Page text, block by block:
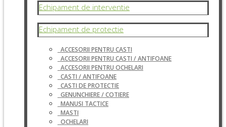
Echipament de interventie
Echipament de protectie
ACCESORII PENTRU CASTI
ACCESORII PENTRU CASTI / ANTIFOANE
ACCESORII PENTRU OCHELARI
CASTI / ANTIFOANE
CASTI DE PROTECTIE
GENUNCHIERE / COTIERE
MANUSI TACTICE
MASTI
OCHELARI